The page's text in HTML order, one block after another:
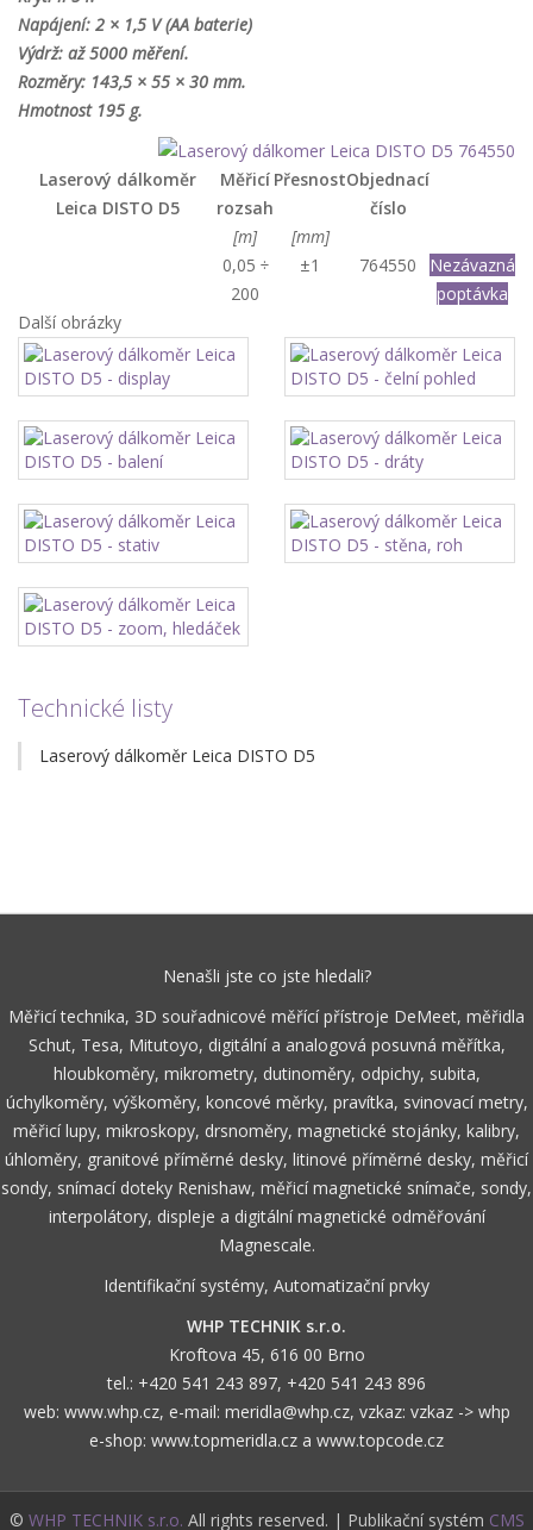
Napájení: 2 × 1,5 V (AA baterie)
Výdrž: až 5000 měření.
Rozměry: 143,5 × 55 × 30 mm.
Hmotnost 195 g.
Laserový dálkoměr
Leica DISTO D5
Měřicí
rozsah
PřesnostObjednací
číslo
[m]
[mm]
0,05 ÷
200
±1 764550
Nezávazná
poptávka
Další obrázky
Technické listy
Laserový dálkoměr Leica DISTO D5
Nenašli jste co jste hledali?
Měřicí technika, 3D souřadnicové měřící přístroje DeMeet, měřidla
Schut, Tesa, Mitutoyo, digitální a analogová posuvná měřítka,
hloubkoměry, mikrometry, dutinoměry, odpichy, subita,
úchylkoměry, výškoměry, koncové měrky, pravítka, svinovací metry,
měřicí lupy, mikroskopy, drsnoměry, magnetické stojánky, kalibry,
úhloměry, granitové příměrné desky, litinové příměrné desky, měřicí
sondy, snímací doteky Renishaw, měřicí magnetické snímače, sondy,
interpolátory, displeje a digitální magnetické odměřování
Magnescale.
Identifikační systémy, Automatizační prvky
WHP TECHNIK s.r.o.
Kroftova 45, 616 00 Brno
tel.: +420 541 243 897, +420 541 243 896
web: www.whp.cz, e-mail: meridla@whp.cz, vzkaz: vzkaz -> whp
e-shop: www.topmeridla.cz a www.topcode.cz
© WHP TECHNIK s.r.o. All rights reserved. | Publikační systém CMS